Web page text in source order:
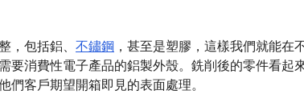
，包括鋁、 不鏽鋼 ，甚至是塑膠，這樣我們就能在
要消費性電子產品的鋁製外殼。銑削後的零件看起
們客戶期望開箱即見的表面處理。